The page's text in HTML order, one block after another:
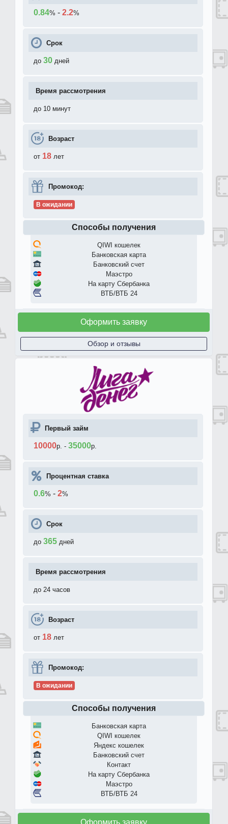
0.84% - 2.2%
Срок
до 30 дней
Время рассмотрения
до 10 минут
Возраст
от 18 лет
Промокод:
В ожидании
Способы получения
QIWI кошелек
Банковская карта
Банковский счет
Маэстро
На карту Сбербанка
ВТБ/ВТБ 24
Оформить заявку
Обзор и отзывы
Первый займ
10000р. - 35000р.
Процентная ставка
0.6% - 2%
Срок
до 365 дней
Время рассмотрения
до 24 часов
Возраст
от 18 лет
Промокод:
В ожидании
Способы получения
Банковская карта
QIWI кошелек
Яндекс кошелек
Банковский счет
Контакт
На карту Сбербанка
Маэстро
ВТБ/ВТБ 24